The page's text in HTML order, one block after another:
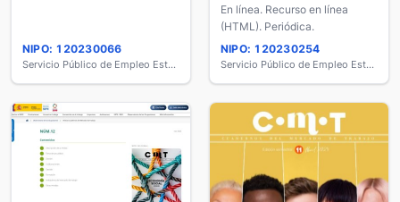
NIPO: 120230066
Servicio Público de Empleo Estatal
En línea. Recurso en línea
(HTML). Periódica.
NIPO: 120230254
Servicio Público de Empleo Estatal